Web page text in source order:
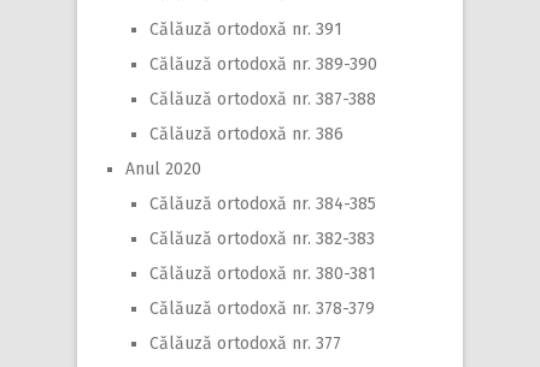
Călăuză ortodoxă nr. 391
Călăuză ortodoxă nr. 389-390
Călăuză ortodoxă nr. 387-388
Călăuză ortodoxă nr. 386
Anul 2020
Călăuză ortodoxă nr. 384-385
Călăuză ortodoxă nr. 382-383
Călăuză ortodoxă nr. 380-381
Călăuză ortodoxă nr. 378-379
Călăuză ortodoxă nr. 377